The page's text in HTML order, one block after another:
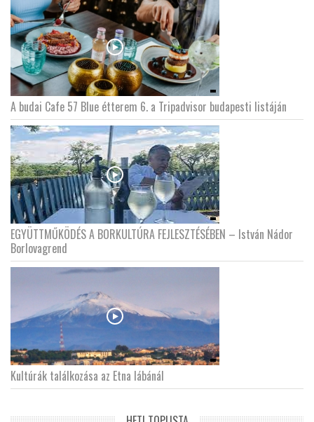
A budai Cafe 57 Blue étterem 6. a Tripadvisor budapesti listáján
EGYÜTTMŰKÖDÉS A BORKULTÚRA FEJLESZTÉSÉBEN – István Nádor
Borlovagrend
Kultúrák találkozása az Etna lábánál